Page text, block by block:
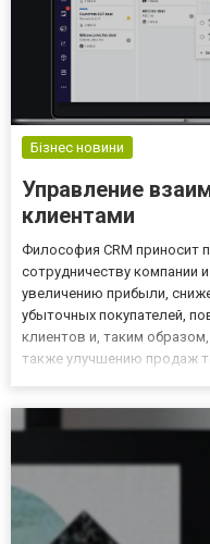
Бізнес новини
Управление
клиентами
Философия CRM приносит
сотрудничеству компании
увеличению прибыли,
убыточных покупателей,
клиентов и, таким
также улучшению продаж